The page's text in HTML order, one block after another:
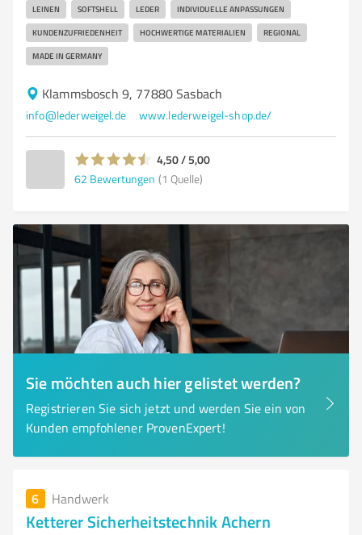
LEINEN SOFTSHELL LEDER INDIVIDUELLE ANPASSUNGEN
KUNDENZUFRIEDENHEIT HOCHWERTIGE MATERIALIEN REGIONAL
MADE IN GERMANY
Klammsbosch 9, 77880 Sasbach
info@lederweigel.de www.lederweigel-shop.de/
4,50 / 5,00
62 Bewertungen (1 Quelle)
Sie möchten auch hier gelistet werden?
Registrieren Sie sich jetzt und werden Sie ein von
Kunden empfohlener ProvenExpert!
6 Handwerk
Ketterer Sicherheitstechnik Achern